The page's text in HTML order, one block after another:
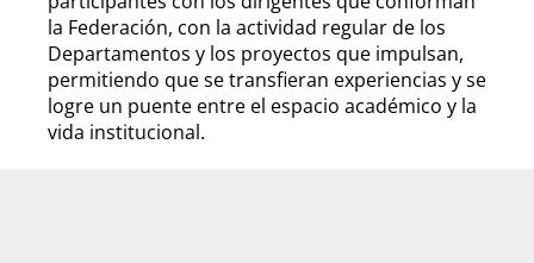
la Federación, con la actividad regular de los
Departamentos y los proyectos que impulsan,
permitiendo que se transfieran experiencias y se
logre un puente entre el espacio académico y la
vida institucional.